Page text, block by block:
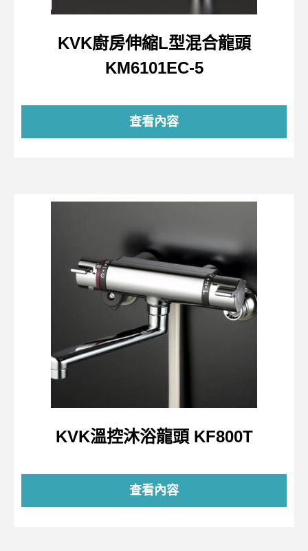
KVK廚房伸縮L型混合龍頭
KM6101EC-5
查看內容
KVK溫控沐浴龍頭 KF800T
查看內容